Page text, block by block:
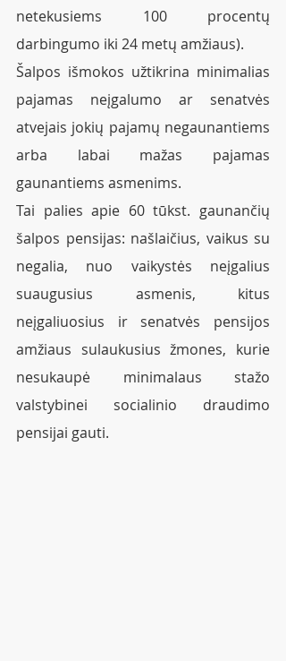
netekusiems 100 procentų
darbingumo iki 24 metų amžiaus).
Šalpos išmokos užtikrina minimalias
pajamas neįgalumo ar senatvės
atvejais jokių pajamų negaunantiems
arba labai mažas pajamas
gaunantiems asmenims.
Tai palies apie 60 tūkst. gaunančių
šalpos pensijas: našlaičius, vaikus su
negalia, nuo vaikystės neįgalius
suaugusius asmenis, kitus
neįgaliuosius ir senatvės pensijos
amžiaus sulaukusius žmones, kurie
nesukaupė minimalaus stažo
valstybinei socialinio draudimo
pensijai gauti.